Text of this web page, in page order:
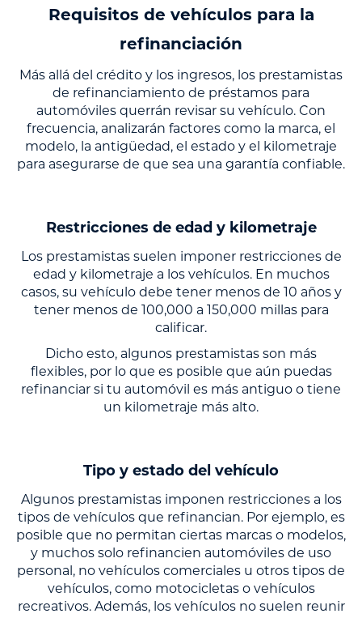
Requisitos de vehículos para la
refinanciación
Más allá del crédito y los ingresos, los prestamistas
de refinanciamiento de préstamos para
automóviles querrán revisar su vehículo. Con
frecuencia, analizarán factores como la marca, el
modelo, la antigüedad, el estado y el kilometraje
para asegurarse de que sea una garantía confiable.
Restricciones de edad y kilometraje
Los prestamistas suelen imponer restricciones de
edad y kilometraje a los vehículos. En muchos
casos, su vehículo debe tener menos de 10 años y
tener menos de 100,000 a 150,000 millas para
calificar.
Dicho esto, algunos prestamistas son más
flexibles, por lo que es posible que aún puedas
refinanciar si tu automóvil es más antiguo o tiene
un kilometraje más alto.
Tipo y estado del vehículo
Algunos prestamistas imponen restricciones a los
tipos de vehículos que refinancian. Por ejemplo, es
posible que no permitan ciertas marcas o modelos,
y muchos solo refinancien automóviles de uso
personal, no vehículos comerciales u otros tipos de
vehículos, como motocicletas o vehículos
recreativos. Además, los vehículos no suelen reunir